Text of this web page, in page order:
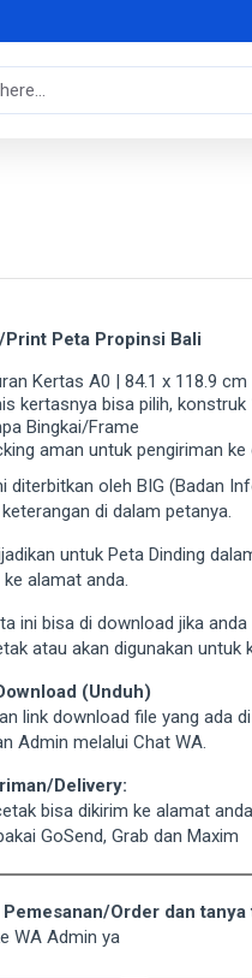
Print Peta Propinsi Bali
Kertas A0 | 84.1 x 118.9 cm
kertasnya bisa pilih,
Bingkai/Frame
aman untuk pengiriman
diterbitkan oleh BIG (Badan
di dalam petanya.
untuk Peta Dinding
alamat anda.
ini bisa di download jika
atau akan digunakan untuk
(Unduh)
link download file yang ada
Admin melalui Chat WA.
Delivery:
bisa dikirim ke alamat
GoSend, Grab dan Maxim
Pemesanan/Order dan tanya
WA Admin ya